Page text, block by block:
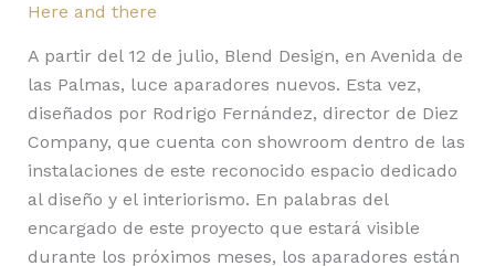
Here and there
A partir del 12 de julio, Blend Design, en Avenida de
las Palmas, luce aparadores nuevos. Esta vez,
diseñados por Rodrigo Fernández, director de Diez
Company, que cuenta con showroom dentro de las
instalaciones de este reconocido espacio dedicado
al diseño y el interiorismo. En palabras del
encargado de este proyecto que estará visible
durante los próximos meses, los aparadores están